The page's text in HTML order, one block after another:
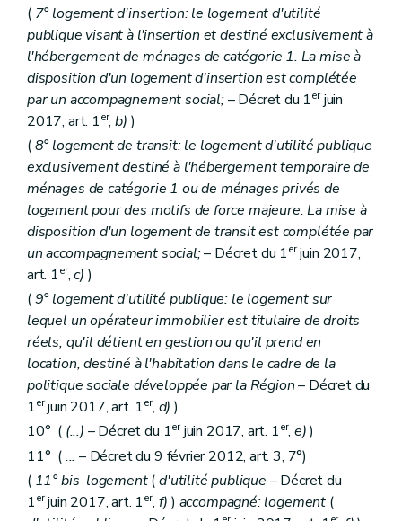
Art. 50
Sous-section 3 De la procédure
Art. 51
Art. 52
Art. 53
Chapitre IV ((...)
Section première
Sous-section première
Art. 54 à 59ter
Sous-section 2 (...)
Art. 60 à 63bis
Sous-section 3
(...)
Art. 64 à 68
Section 2 (...)
Sous-section première (...)
Sous-section 2
Art. 72 à 75
Sous-section 3 (...)
Art. 76 à 78
Chapitre IVbis
Des aides au partenariat
Art.78 bis
Chapitre V Dispositions spécifiques relatives aux zones d'initiative privilégiée
Art. 79
Chapitre VI De la lutte contre l'inoccupation des logements
Section première
(Du constat de l'inoccupation
Art. 80
Section1/1 De prise en gestion volontaire
Art. 81
Art. 82
( 7° logement d'insertion: le logement d'utilité
publique visant à l'insertion et destiné exclusivement à
l'hébergement de ménages de catégorie 1. La mise à
disposition d'un logement d'insertion est complétée
par un accompagnement social;– Décret du 1erjuin
2017, art. 1er,b) )
(8° logement de transit: le logement d'utilité publique
exclusivement destiné à l'hébergement temporaire de
ménages de catégorie 1 ou de ménages privés de
logement pour des motifs de force majeure. La mise à
disposition d'un logement de transit est complétée par
un accompagnement social;– Décret du 1erjuin 2017,
art. 1er,c) )
(9° logement d'utilité publique: le logement sur
lequel un opérateur immobilier est titulaire de droits
réels, qu'il détient en gestion ou qu'il prend en
location, destiné à l'habitation dans le cadre de la
politique sociale développée par la Région– Décret du
1erjuin 2017, art. 1er, d) )
10° ( (...) – Décret du 1erjuin 2017, art. 1er,e))
11° (... – Décret du 9 février 2012, art. 3, 7°)
( 11°bis logement(d'utilité publique – Décret du
1erjuin 2017, art. 1er, f) ) accompagné: logement (